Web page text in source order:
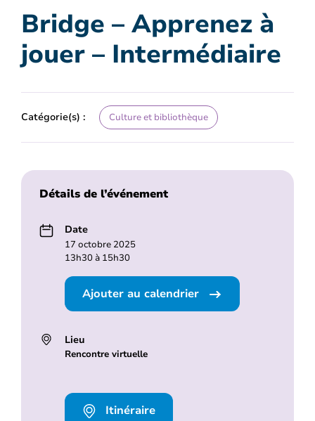
Bridge – Apprenez à
jouer – Intermédiaire
Catégorie(s) : Culture et bibliothèque
Détails de l’événement
Date
17 octobre 2025
13h30 à 15h30
Ajouter au calendrier
Lieu
Rencontre virtuelle
Itinéraire